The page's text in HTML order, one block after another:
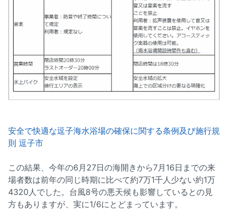
安全で快適な逗子海水浴場の確保に関する条例及び施行規
則 逗子市
この結果、今年の6月27日の海開きから7月16日までの来
場者数は前年の同じ時期に比べて約7万1千人少ない約1万
4320人でした。台風8号の悪天候も影響しているとの見
方もありますが、実に1/6にとどまっています。